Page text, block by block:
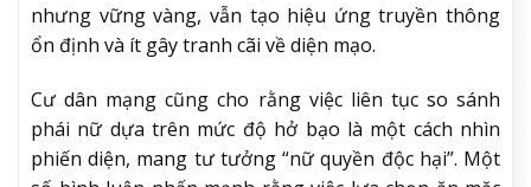
nhưng vững vàng, vẫn tạo hiệu ứng truyền thông
ổn định và ít gây tranh cãi về diện mạo.
Cư dân mạng cũng cho rằng việc liên tục so sánh
phái nữ dựa trên mức độ hở bạo là một cách nhìn
phiến diện, mang tư tưởng “nữ quyền độc hại”. Một